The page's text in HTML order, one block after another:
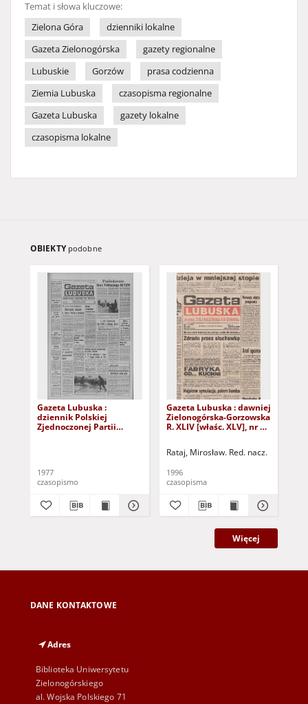
Temat i słowa kluczowe:
Zielona Góra
dzienniki lokalne
Gazeta Zielonogórska
gazety regionalne
Lubuskie
Gorzów
prasa codzienna
Ziemia Lubuska
czasopisma regionalne
Gazeta Lubuska
gazety lokalne
czasopisma lokalne
OBIEKTY podobne
Gazeta Lubuska :
dziennik Polskiej
Zjednoczonej Partii
1977
czasopismo
Gazeta Lubuska : dawniej
Zielonogórska-Gorzowska
R. XLIV [właśc. XLV], nr 52
Rataj, Mirosław. Red. nacz.
1996
czasopisma
Więcej
DANE KONTAKTOWE
Adres
Biblioteka Uniwersytetu
Zielonogórskiego
al. Wojska Polskiego 71